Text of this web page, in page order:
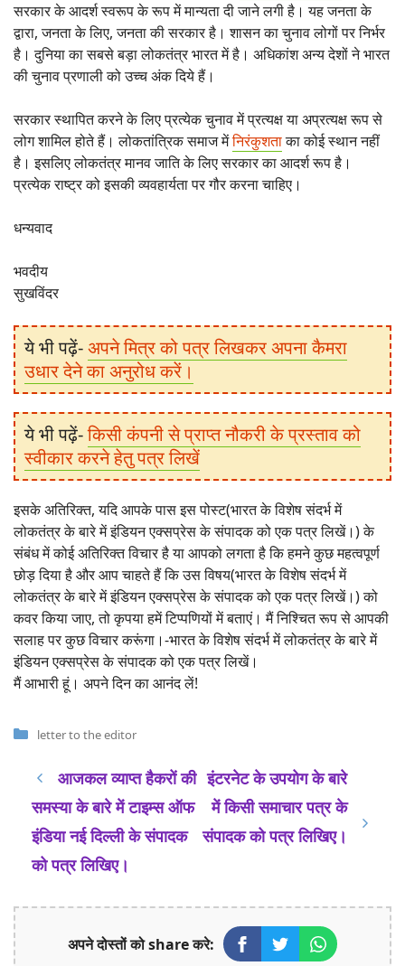
सरकार के आदर्श स्वरूप के रूप में मान्यता दी जाने लगी है। यह जनता के
द्वारा, जनता के लिए, जनता की सरकार है। शासन का चुनाव लोगों पर निर्भर
है। दुनिया का सबसे बड़ा लोकतंत्र भारत में है। अधिकांश अन्य देशों ने भारत
की चुनाव प्रणाली को उच्च अंक दिये हैं।
सरकार स्थापित करने के लिए प्रत्येक चुनाव में प्रत्यक्ष या अप्रत्यक्ष रूप से
लोग शामिल होते हैं। लोकतांत्रिक समाज मेंनिरंकुशताका कोई स्थान नहीं
है। इसलिए लोकतंत्र मानव जाति के लिए सरकार का आदर्श रूप है।
प्रत्येक राष्ट्र को इसकी व्यवहार्यता पर गौर करना चाहिए।
धन्यवाद
भवदीय
सुखविंदर
ये भी पढ़ें-अपने मित्र को पत्र लिखकर अपना कैमरा
उधार देने का अनुरोध करें।
ये भी पढ़ें-किसी कंपनी से प्राप्त नौकरी के प्रस्ताव को
स्वीकार करने हेतु पत्र लिखें
इसके अतिरिक्त, यदि आपके पास इस पोस्ट(भारत के विशेष संदर्भ में
लोकतंत्र के बारे में इंडियन एक्सप्रेस के संपादक को एक पत्र लिखें।) के
संबंध में कोई अतिरिक्त विचार है या आपको लगता है कि हमने कुछ महत्वपूर्ण
छोड़ दिया है और आप चाहते हैं कि उस विषय(भारत के विशेष संदर्भ में
लोकतंत्र के बारे में इंडियन एक्सप्रेस के संपादक को एक पत्र लिखें।) को
कवर किया जाए, तो कृपया हमें टिप्पणियों में बताएं। मैं निश्चित रूप से आपकी
सलाह पर कुछ विचार करूंगा।-भारत के विशेष संदर्भ में लोकतंत्र के बारे में
इंडियन एक्सप्रेस के संपादक को एक पत्र लिखें।
मैं आभारी हूं। अपने दिन का आनंद लें!
Categories
letter to the editor
आजकल व्याप्त हैकरों की
समस्या के बारे में टाइम्स ऑफ
इंडिया नई दिल्ली के संपादक
को पत्र लिखिए।
इंटरनेट के उपयोग के बारे
में किसी समाचार पत्र के
संपादक को पत्र लिखिए।
अपने दोस्तों को share करे: